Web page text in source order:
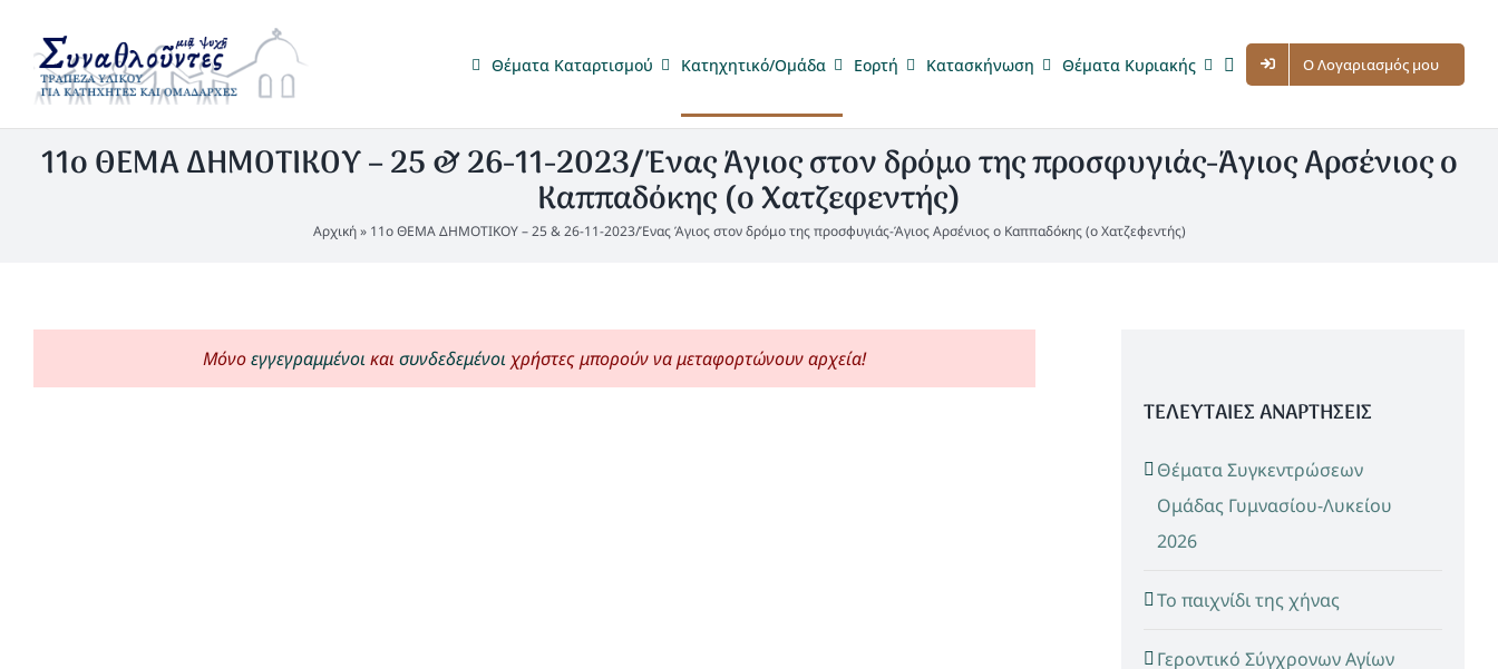
περιεχόμενο
Θέματα Καταρτισμού Κατηχητικό/Ομάδα Eορτή Κατασκήνωση Θέματα Κυριακής Ο Λογαριασμός μου
11ο ΘΕΜΑ ΔΗΜΟΤΙΚΟΥ – 25 & 26-11-2023/Ένας Άγιος στον δρόμο της προσφυγιάς-Άγιος Αρσένιος ο
Καππαδόκης (ο Χατζεφεντής)
Αρχική» 11ο ΘΕΜΑ ΔΗΜΟΤΙΚΟΥ – 25 & 26-11-2023/Ένας Άγιος στον δρόμο της προσφυγιάς-Άγιος Αρσένιος ο Καππαδόκης (ο Χατζεφεντής)
Μόνοεγγεγραμμένοικαισυνδεδεμένοιχρήστες μπορούν να μεταφορτώνουν αρχεία!
ΤΕΛΕΥΤΑΙΕΣ ΑΝΑΡΤΗΣΕΙΣ
Θέματα Συγκεντρώσεων
Ομάδας Γυμνασίου-Λυκείου
2026
Το παιχνίδι της χήνας
Γεροντικό Σύγχρονων Αγίων